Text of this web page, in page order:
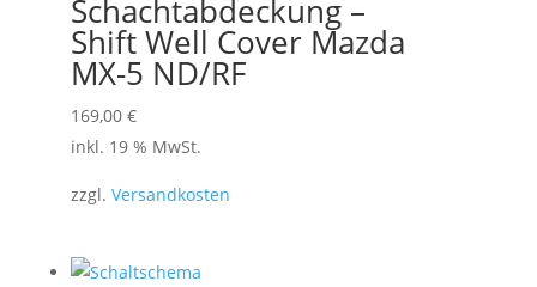
können
auf
der
gewählt
Schachtabdeckung –
Shift Well Cover Mazda
MX-5 ND/RF
169,00 €
inkl. 19 % MwSt.
zzgl. Versandkosten